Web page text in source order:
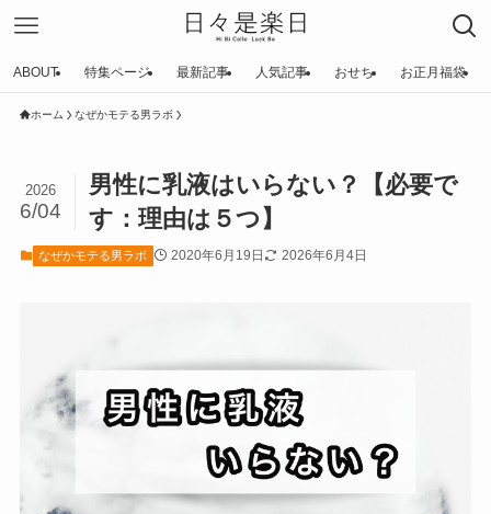
ABOUT 特集ページ 最新記事 人気記事 おせち お正月福袋
ホーム なぜかモテる男ラボ
男性に乳液はいらない？【必要で
す：理由は５つ】
2026
6/04
なぜかモテる男ラボ 2020年6月19日 2026年6月4日